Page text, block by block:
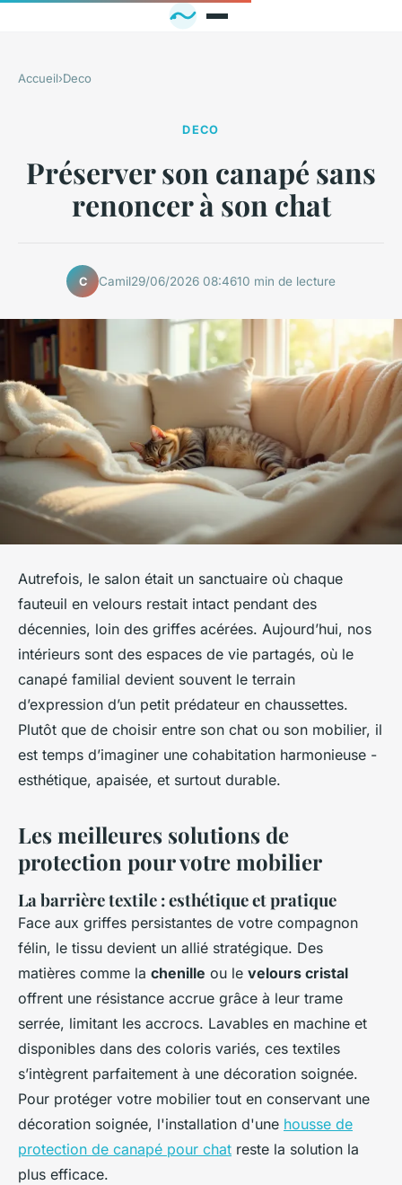
Accueil›Deco
DECO
Préserver son canapé sans
renoncer à son chat
C Camil29/06/2026 08:4610 min de lecture
Autrefois, le salon était un sanctuaire où chaque
fauteuil en velours restait intact pendant des
décennies, loin des griffes acérées. Aujourd’hui, nos
intérieurs sont des espaces de vie partagés, où le
canapé familial devient souvent le terrain
d’expression d’un petit prédateur en chaussettes.
Plutôt que de choisir entre son chat ou son mobilier, il
est temps d’imaginer une cohabitation harmonieuse -
esthétique, apaisée, et surtout durable.
Les meilleures solutions de
protection pour votre mobilier
La barrière textile : esthétique et pratique
Face aux griffes persistantes de votre compagnon
félin, le tissu devient un allié stratégique. Des
matières comme la chenille ou le velours cristal
offrent une résistance accrue grâce à leur trame
serrée, limitant les accrocs. Lavables en machine et
disponibles dans des coloris variés, ces textiles
s’intègrent parfaitement à une décoration soignée.
Pour protéger votre mobilier tout en conservant une
décoration soignée, l'installation d'une housse de
protection de canapé pour chat reste la solution la
plus efficace.